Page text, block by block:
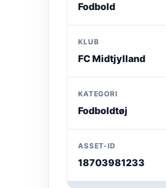
Fodbold
KLUB
FC Midtjylland
KATEGORI
Fodboldtøj
ASSET-ID
18703981233